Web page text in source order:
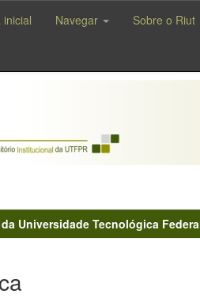
Navegar Sobre o Riut
Universidade Tecnológica